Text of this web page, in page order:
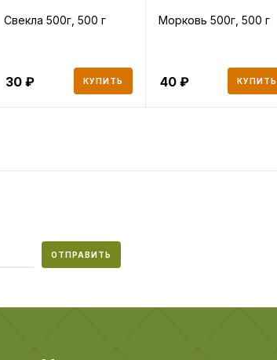
Свекла 500г, 500 г
30 КУПИТЬ
Морковь 500г, 500 г
40 КУПИТЬ
ОТПРАВИТЬ